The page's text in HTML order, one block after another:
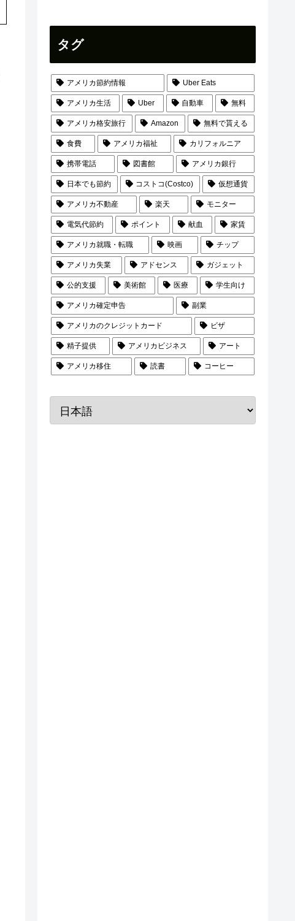
タグ
アメリカ節約情報 Uber Eats
アメリカ生活 Uber 自動車 無料
アメリカ格安旅行 Amazon 無料で貰える
食費 アメリカ福祉 カリフォルニア
携帯電話 図書館 アメリカ銀行
日本でも節約 コストコ(Costco) 仮想通貨
アメリカ不動産 楽天 モニター
電気代節約 ポイント 献血 家賃
アメリカ就職・転職 映画 チップ
アメリカ失業 アドセンス ガジェット
公的支援 美術館 医療 学生向け
アメリカ確定申告 副業
アメリカのクレジットカード ビザ
精子提供 アメリカビジネス アート
アメリカ移住 読書 コーヒー